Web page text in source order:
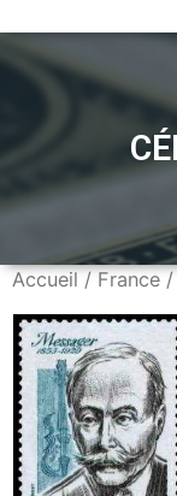
Accueil/France/